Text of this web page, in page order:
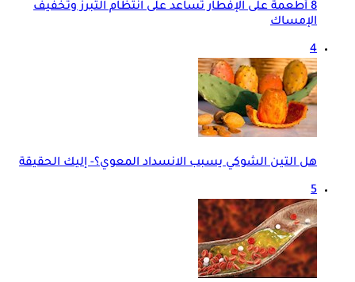
8 أطعمة على الإفطار تساعد على انتظام التبرز وتخفيف
الإمساك
4
هل التين الشوكي يسبب الانسداد المعوي؟- إليك الحقيقة
5